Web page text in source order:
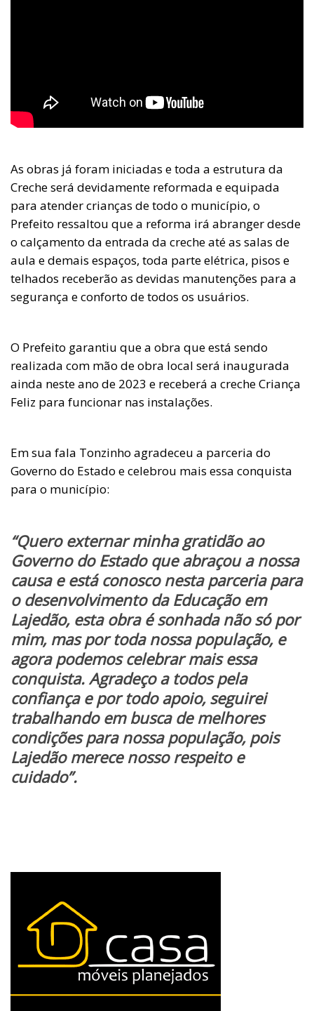
As obras já foram iniciadas e toda a estrutura da
Creche será devidamente reformada e equipada
para atender crianças de todo o município, o
Prefeito ressaltou que a reforma irá abranger desde
o calçamento da entrada da creche até as salas de
aula e demais espaços, toda parte elétrica, pisos e
telhados receberão as devidas manutenções para a
segurança e conforto de todos os usuários.
O Prefeito garantiu que a obra que está sendo
realizada com mão de obra local será inaugurada
ainda neste ano de 2023 e receberá a creche Criança
Feliz para funcionar nas instalações.
Em sua fala Tonzinho agradeceu a parceria do
Governo do Estado e celebrou mais essa conquista
para o município:
“Quero externar minha gratidão ao
Governo do Estado que abraçou a nossa
causa e está conosco nesta parceria para
o desenvolvimento da Educação em
Lajedão, esta obra é sonhada não só por
mim, mas por toda nossa população, e
agora podemos celebrar mais essa
conquista. Agradeço a todos pela
confiança e por todo apoio, seguirei
trabalhando em busca de melhores
condições para nossa população, pois
Lajedão merece nosso respeito e
cuidado”.